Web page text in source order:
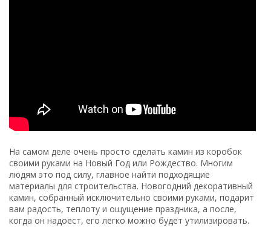
На самом деле очень просто сделать камин из коробок
своими руками на Новый Год или Рождество. Многим
людям это под силу, главное найти подходящие
материалы для строительства. Новогодний декоративный
камин, собранный исключительно своими руками, подарит
вам радость, теплоту и ощущение праздника, а после,
когда он надоест, его легко можно будет утилизировать.